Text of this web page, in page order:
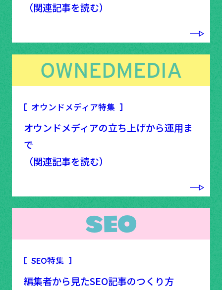
（関連記事を読む）
OWNEDMEDIA
オウンドメディア特集
オウンドメディアの立ち上げから運用ま
で
（関連記事を読む）
SEO
SEO特集
編集者から見たSEO記事のつくり方